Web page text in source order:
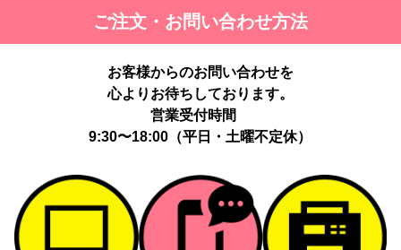
ご注文・お問い合わせ方法
お客様からのお問い合わせを
心よりお待ちしております。
営業受付時間
9:30〜18:00（平日・土曜不定休）